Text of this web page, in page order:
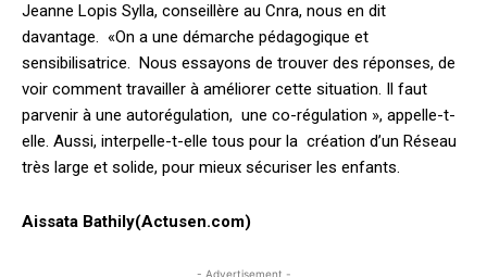
Jeanne Lopis Sylla, conseillère au Cnra, nous en dit
davantage. «On a une démarche pédagogique et
sensibilisatrice. Nous essayons de trouver des réponses, de
voir comment travailler à améliorer cette situation. Il faut
parvenir à une autorégulation, une co-régulation », appelle-t-
elle. Aussi, interpelle-t-elle tous pour la création d’un Réseau
très large et solide, pour mieux sécuriser les enfants.
Aissata Bathily(Actusen.com)
- Advertisement -